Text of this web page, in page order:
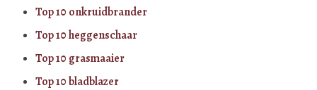
Top 10 onkruidbrander
Top 10 heggenschaar
Top 10 grasmaaier
Top 10 bladblazer